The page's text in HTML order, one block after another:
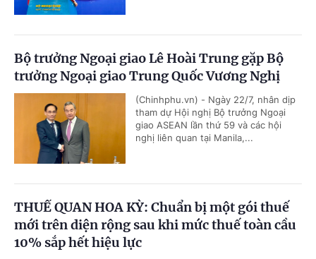
Bộ trưởng Ngoại giao Lê Hoài Trung gặp Bộ
trưởng Ngoại giao Trung Quốc Vương Nghị
(Chinhphu.vn) - Ngày 22/7, nhân dịp
tham dự Hội nghị Bộ trưởng Ngoại
giao ASEAN lần thứ 59 và các hội
nghị liên quan tại Manila,...
THUẾ QUAN HOA KỲ: Chuẩn bị một gói thuế
mới trên diện rộng sau khi mức thuế toàn cầu
10% sắp hết hiệu lực